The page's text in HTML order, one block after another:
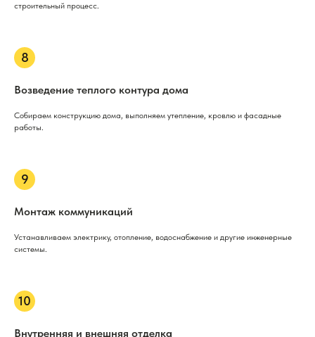
строительный процесс.
Возведение теплого контура дома
Собираем конструкцию дома, выполняем утепление, кровлю и фасадные
работы.
Монтаж коммуникаций
Устанавливаем электрику, отопление, водоснабжение и другие инженерные
системы.
Внутренняя и внешняя отделка